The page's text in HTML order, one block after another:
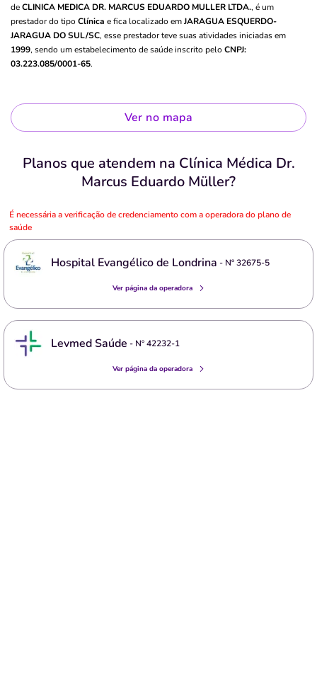
deCLINICA MEDICA DR. MARCUS EDUARDO MULLER LTDA., é um
prestador do tipo Clínica e fica localizado emJARAGUA ESQUERDO-
JARAGUA DO SUL/SC, esse prestador teve suas atividades iniciadas em
1999, sendo um estabelecimento de saúde inscrito pelo CNPJ:
03.223.085/0001-65.
Ver no mapa
Planos que atendem na Clínica Médica Dr.
Marcus Eduardo Müller?
É necessária a verificação de credenciamento com a operadora do plano de
saúde
Hospital Evangélico de Londrina - Nº32675-5
Ver página da operadora
Levmed Saúde - Nº42232-1
Ver página da operadora